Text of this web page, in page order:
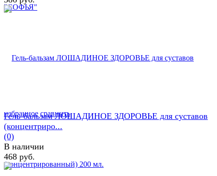
избранное сравнить
Гель-бальзам ЛОШАДИНОЕ ЗДОРОВЬЕ для суставов
(концентриро...
(0)
В наличии
468 руб.